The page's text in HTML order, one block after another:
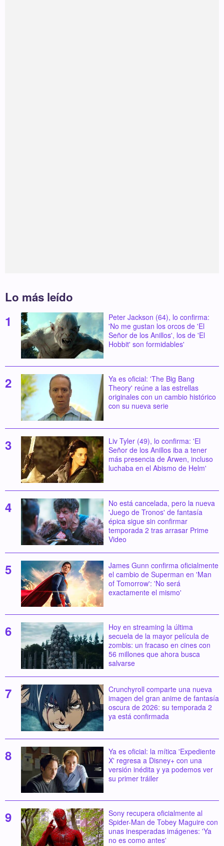
Lo más leído
Peter Jackson (64), lo confirma:
'No me gustan los orcos de 'El
Señor de los Anillos', los de 'El
Hobbit' son formidables'
Ya es oficial: 'The Big Bang
Theory' reúne a las estrellas
originales con un cambio histórico
con su nueva serie
Liv Tyler (49), lo confirma: 'El
Señor de los Anillos iba a tener
más presencia de Arwen, incluso
luchaba en el Abismo de Helm'
No está cancelada, pero la nueva
'Juego de Tronos' de fantasía
épica sigue sin confirmar
temporada 2 tras arrasar Prime
Video
James Gunn confirma oficialmente
el cambio de Superman en 'Man
of Tomorrow': 'No será
exactamente el mismo'
Hoy en streaming la última
secuela de la mayor película de
zombis: un fracaso en cines con
56 millones que ahora busca
salvarse
Crunchyroll comparte una nueva
imagen del gran anime de fantasía
oscura de 2026: su temporada 2
ya está confirmada
Ya es oficial: la mítica 'Expediente
X' regresa a Disney+ con una
versión inédita y ya podemos ver
su primer tráiler
Sony recupera oficialmente al
Spider-Man de Tobey Maguire con
unas inesperadas imágenes: 'Ya
no es como antes'